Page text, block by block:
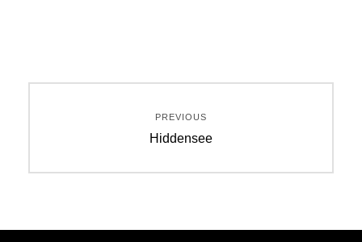
PREVIOUS
Previous
Hiddensee